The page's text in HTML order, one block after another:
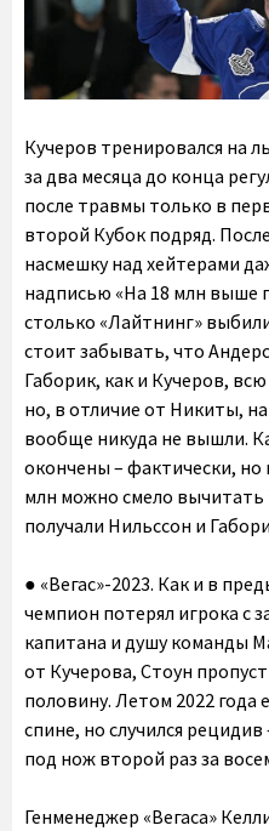
Кучеров тренировался на
за два месяца до конца
после травмы только в
второй Кубок подряд.
насмешку над хейтерами
надписью «На 18 млн выше
столько «Лайтнинг»
стоит забывать, что
Габорик, как и Кучеров,
но, в отличие от Никиты,
вообще никуда не вышли.
окончены – фактически, но
млн можно смело вычитать
получали Нильссон и
● «Вегас»-2023. Как и в
чемпион потерял игрока с
капитана и душу команды
от Кучерова, Стоун
половину. Летом 2022
спине, но случился
под нож второй раз за
Генменеджер «Вегаса»